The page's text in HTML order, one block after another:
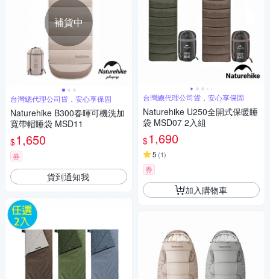
補貨中
台灣總代理公司貨，安心享保固
Naturehike B300春暉可機洗加
寬帶帽睡袋 MSD11
$1,650
券
貨到通知我
台灣總代理公司貨，安心享保固
Naturehike U250全開式保暖睡
袋 MSD07 2入組
$1,690
5 (1)
券
加入購物車